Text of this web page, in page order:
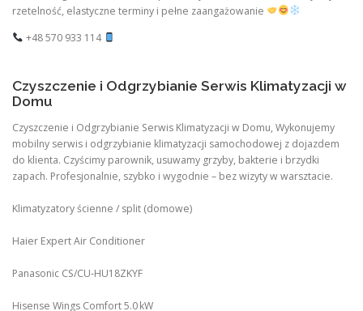
rzetelność, elastyczne terminy i pełne zaangażowanie
+48 570 933 114
Czyszczenie i Odgrzybianie Serwis Klimatyzacji w
Domu
Czyszczenie i Odgrzybianie Serwis Klimatyzacji w Domu, Wykonujemy
mobilny serwis i odgrzybianie klimatyzacji samochodowej z dojazdem
do klienta. Czyścimy parownik, usuwamy grzyby, bakterie i brzydki
zapach. Profesjonalnie, szybko i wygodnie – bez wizyty w warsztacie.
Klimatyzatory ścienne / split (domowe)
Haier Expert Air Conditioner
Panasonic CS/CU‑HU18ZKYF
Hisense Wings Comfort 5.0 kW